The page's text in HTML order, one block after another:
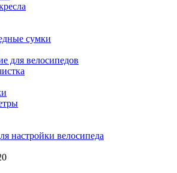
сумки
для велосипедов
настройки велосипеда